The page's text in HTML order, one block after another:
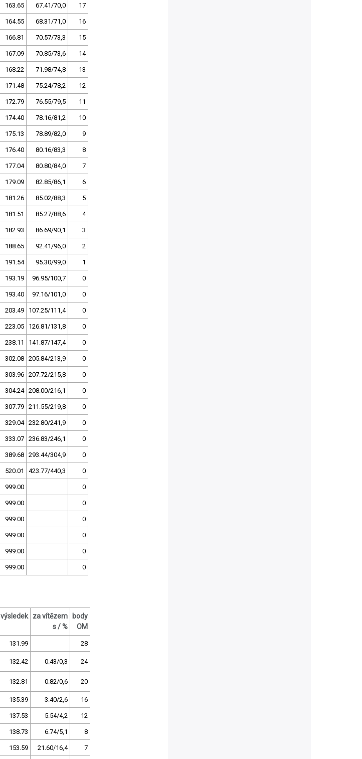
163.65 67.41/70,0 17
164.55 68.31/71,0 16
166.81 70.57/73,3 15
167.09 70.85/73,6 14
168.22 71.98/74,8 13
171.48 75.24/78,2 12
172.79 76.55/79,5 11
174.40 78.16/81,2 10
175.13 78.89/82,0 9
176.40 80.16/83,3 8
177.04 80.80/84,0 7
179.09 82.85/86,1 6
181.26 85.02/88,3 5
181.51 85.27/88,6 4
182.93 86.69/90,1 3
188.65 92.41/96,0 2
191.54 95.30/99,0 1
193.19 96.95/100,7 0
193.40 97.16/101,0 0
203.49 107.25/111,4 0
223.05 126.81/131,8 0
238.11 141.87/147,4 0
302.08 205.84/213,9 0
303.96 207.72/215,8 0
304.24 208.00/216,1 0
307.79 211.55/219,8 0
329.04 232.80/241,9 0
333.07 236.83/246,1 0
389.68 293.44/304,9 0
520.01 423.77/440,3 0
999.00 0
999.00 0
999.00 0
999.00 0
999.00 0
999.00 0
výsledek
za vítězem
s / %
body
OM
131.99 28
132.42 0.43/0,3 24
132.81 0.82/0,6 20
135.39 3.40/2,6 16
137.53 5.54/4,2 12
138.73 6.74/5,1 8
153.59 21.60/16,4 7